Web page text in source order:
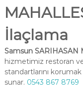
İlaçlama
Samsun SARIHASAN
hizmetimiz restoran
standartlarını
sunar. 0543 867 8769